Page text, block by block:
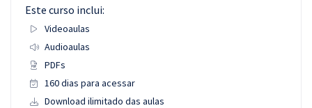
Este curso inclui:
Videoaulas
Audioaulas
PDFs
160 dias para acessar
Download ilimitado das aulas